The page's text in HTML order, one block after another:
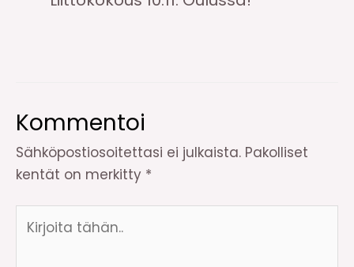
Kommentoi
Sähköpostiosoitettasi ei julkaista. Pakolliset
kentät on merkitty *
tähän..